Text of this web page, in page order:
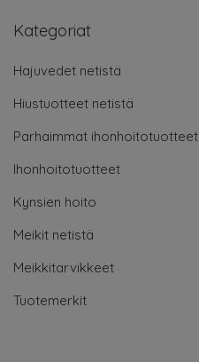
Kategoriat
Hajuvedet netistä
Hiustuotteet netistä
Parhaimmat ihonhoitotuotteet
Ihonhoitotuotteet
Kynsien hoito
Meikit netistä
Meikkitarvikkeet
Tuotemerkit